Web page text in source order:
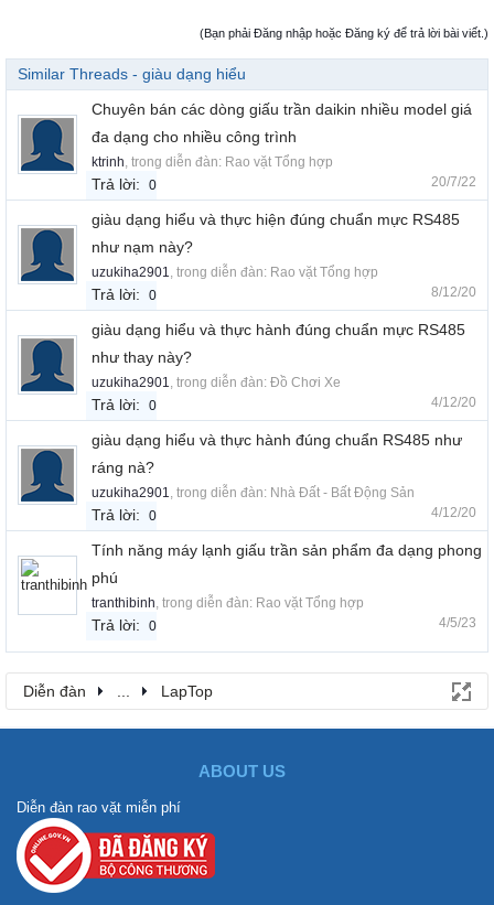
(Bạn phải Đăng nhập hoặc Đăng ký để trả lời bài viết.)
Similar Threads - giàu dạng hiểu
Chuyên bán các dòng giấu trần daikin nhiều model giá
đa dạng cho nhiều công trình
ktrinh, trong diễn đàn: Rao vặt Tổng hợp
Trả lời: 0 20/7/22
giàu dạng hiểu và thực hiện đúng chuẩn mực RS485
như nạm này?
uzukiha2901, trong diễn đàn: Rao vặt Tổng hợp
Trả lời: 0 8/12/20
giàu dạng hiểu và thực hành đúng chuẩn mực RS485
như thay này?
uzukiha2901, trong diễn đàn: Đồ Chơi Xe
Trả lời: 0 4/12/20
giàu dạng hiểu và thực hành đúng chuẩn RS485 như
ráng nà?
uzukiha2901, trong diễn đàn: Nhà Đất - Bất Động Sản
Trả lời: 0 4/12/20
Tính năng máy lạnh giấu trần sản phẩm đa dạng phong
phú
tranthibinh, trong diễn đàn: Rao vặt Tổng hợp
Trả lời: 0 4/5/23
Diễn đàn ... LapTop
ABOUT US
Diễn đàn rao vặt miễn phí